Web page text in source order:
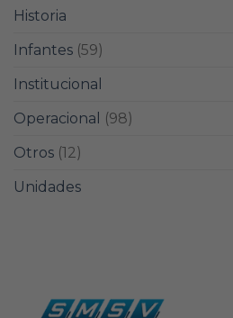
Historia
Infantes (59)
Institucional
Operacional
(98)
Otros (12)
Unidades